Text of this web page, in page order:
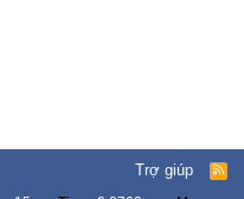
Trợ giúp
R